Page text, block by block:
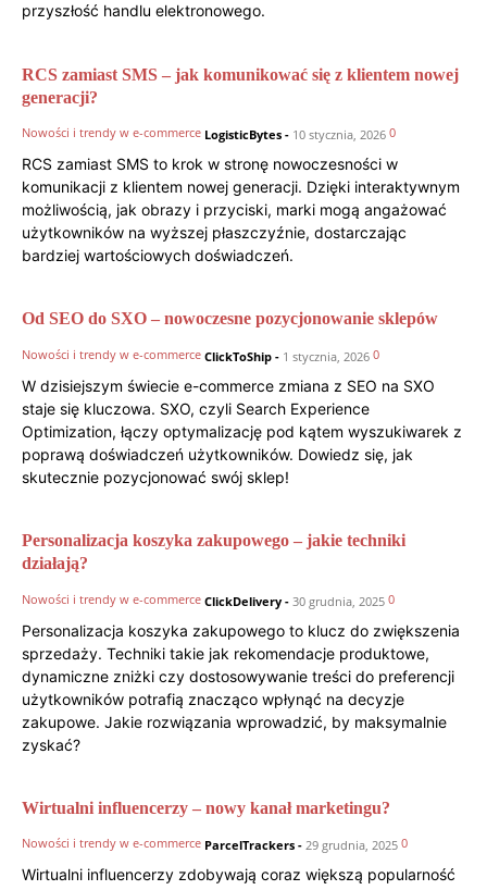
przyszłość handlu elektronowego.
RCS zamiast SMS – jak komunikować się z klientem nowej
generacji?
Nowości i trendy w e-commerce LogisticBytes - 10 stycznia, 2026 0
RCS zamiast SMS to krok w stronę nowoczesności w
komunikacji z klientem nowej generacji. Dzięki interaktywnym
możliwością, jak obrazy i przyciski, marki mogą angażować
użytkowników na wyższej płaszczyźnie, dostarczając
bardziej wartościowych doświadczeń.
Od SEO do SXO – nowoczesne pozycjonowanie sklepów
Nowości i trendy w e-commerce ClickToShip - 1 stycznia, 2026 0
W dzisiejszym świecie e-commerce zmiana z SEO na SXO
staje się kluczowa. SXO, czyli Search Experience
Optimization, łączy optymalizację pod kątem wyszukiwarek z
poprawą doświadczeń użytkowników. Dowiedz się, jak
skutecznie pozycjonować swój sklep!
Personalizacja koszyka zakupowego – jakie techniki
działają?
Nowości i trendy w e-commerce ClickDelivery - 30 grudnia, 2025 0
Personalizacja koszyka zakupowego to klucz do zwiększenia
sprzedaży. Techniki takie jak rekomendacje produktowe,
dynamiczne zniżki czy dostosowywanie treści do preferencji
użytkowników potrafią znacząco wpłynąć na decyzje
zakupowe. Jakie rozwiązania wprowadzić, by maksymalnie
zyskać?
Wirtualni influencerzy – nowy kanał marketingu?
Nowości i trendy w e-commerce ParcelTrackers - 29 grudnia, 2025 0
Wirtualni influencerzy zdobywają coraz większą popularność